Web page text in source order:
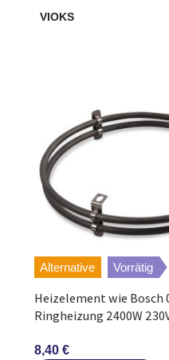
94406500002
94406455201
94406455601
94971294504
94971294404
VIOKS
Alternative Vorrätig
Heizelement wie Bosch
Ringheizung 2400W
8,40 €